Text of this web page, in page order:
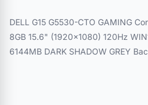
DELL G15 G5530-CTO GAMING
8GB 15.6" (1920x1080) 120Hz
6144MB DARK SHADOW GREY